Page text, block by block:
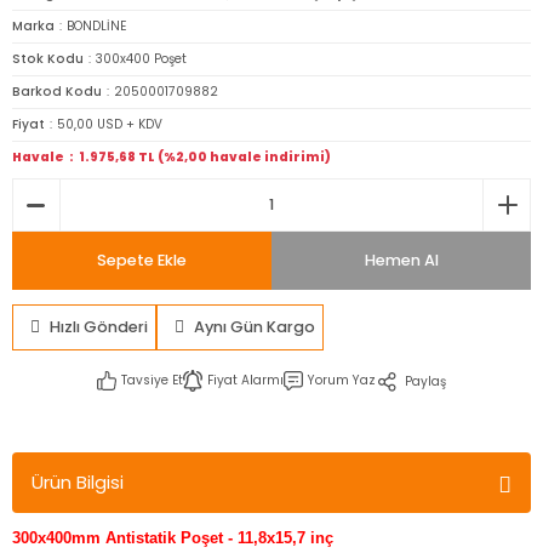
Marka
BONDLİNE
Stok Kodu
300x400 Poşet
Barkod Kodu
2050001709882
Fiyat
50,00 USD + KDV
Havale
1.975,68 TL (%2,00 havale indirimi)
Sepete Ekle Hemen Al
Hızlı Gönderi Aynı Gün Kargo
Tavsiye Et Fiyat Alarmı Yorum Yaz Paylaş
Ürün Bilgisi
300x400mm Antistatik Poşet - 11,8x15,7 inç